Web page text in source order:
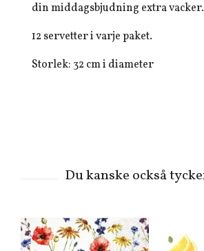
din middagsbjudning extra vacker.
12 servetter i varje paket.
Storlek: 32 cm i diameter